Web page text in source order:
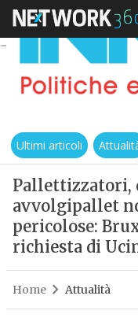
Ultimi articoli
Pallettizzatori,
avvolgipallet
pericolose:
richiesta di
Home Attualità